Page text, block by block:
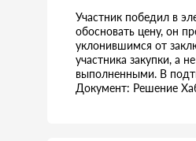
Участник победил в
обосновать цену, он
уклонившимся от
участника закупки, а
выполненными. В
Документ: Решение